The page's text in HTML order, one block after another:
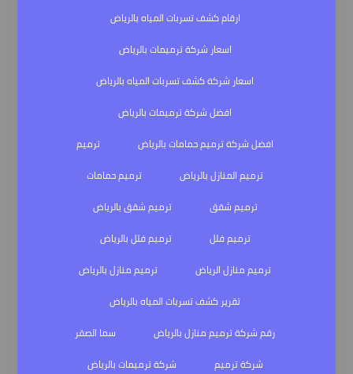
ارقام كشف تسربات المياه بالرياض
اسعار شركة ترميمات بالرياض
اسعار شركة كشف تسربات المياه بالرياض
افضل شركة ترميمات بالرياض
افضل شركة ترميم حمامات بالرياض
ترميم
ترميم المنازل بالرياض
ترميم حمامات
ترميم شقق
ترميم شقق بالرياض
ترميم فلل
ترميم فلل بالرياض
ترميم منازل الرياض
ترميم منازل بالرياض
تقرير كشف تسربات المياه بالرياض
رقم شركة ترميم منازل بالرياض
سما الصقر
شركة ترميم
شركة ترميمات بالرياض